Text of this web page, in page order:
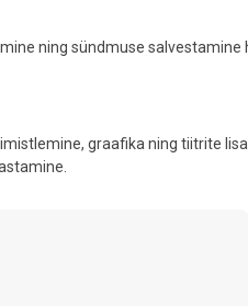
ning sündmuse salvestamine
graafika ning tiitrite